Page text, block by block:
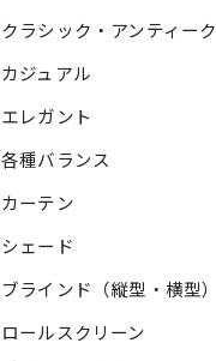
クラシック・アンティーク
カジュアル
エレガント
各種バランス
カーテン
シェード
ブラインド（縦型・横型）
ロールスクリーン